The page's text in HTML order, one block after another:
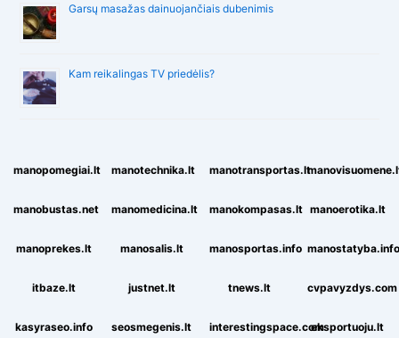
Garsų masažas dainuojančiais dubenimis
Kam reikalingas TV priedėlis?
manopomegiai.lt manotechnika.lt manotransportas.lt
manobustas.net manomedicina.lt manokompasas.lt manoerotika.lt
manoprekes.lt manosalis.lt manosportas.info manostatyba.info
itbaze.lt justnet.lt tnews.lt cvpavyzdys.com
kasyraseo.info seosmegenis.lt interestingspace.comeksportuoju.lt